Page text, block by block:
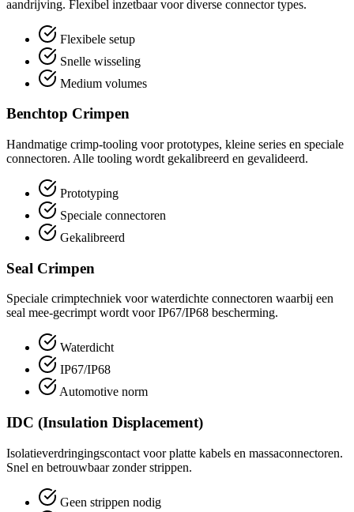
aandrijving. Flexibel inzetbaar voor diverse connector types.
Flexibele setup
Snelle wisseling
Medium volumes
Benchtop Crimpen
Handmatige crimp-tooling voor prototypes, kleine series en speciale
connectoren. Alle tooling wordt gekalibreerd en gevalideerd.
Prototyping
Speciale connectoren
Gekalibreerd
Seal Crimpen
Speciale crimptechniek voor waterdichte connectoren waarbij een
seal mee-gecrimpt wordt voor IP67/IP68 bescherming.
Waterdicht
IP67/IP68
Automotive norm
IDC (Insulation Displacement)
Isolatieverdringingscontact voor platte kabels en massaconnectoren.
Snel en betrouwbaar zonder strippen.
Geen strippen nodig